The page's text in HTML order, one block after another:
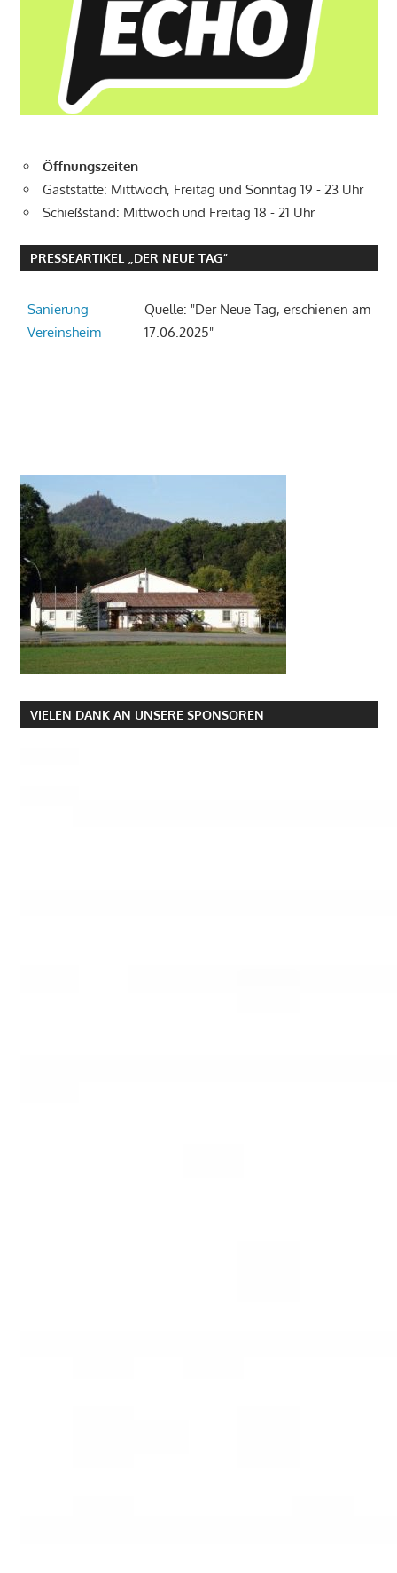
Öffnungszeiten
Gaststätte: Mittwoch, Freitag und Sonntag 19 - 23 Uhr
Schießstand: Mittwoch und Freitag 18 - 21 Uhr
PRESSEARTIKEL „DER NEUE TAG“
Sanierung
Vereinsheim
Quelle: "Der Neue Tag, erschienen am
17.06.2025"
VIELEN DANK AN UNSERE SPONSOREN